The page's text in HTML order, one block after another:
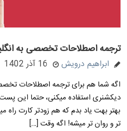
ترجمه اصطلاحات تخصصی به
ابراهیم درویش 16 آذر 1402
اگه شما هم برای ترجمه اصطلاحات
دیکشنری استفاده میکنی، حتما این
بهتر بهت یاد بدم که هم زودتر کارت راه
تر و روان تر میشه! اگه وقت […]